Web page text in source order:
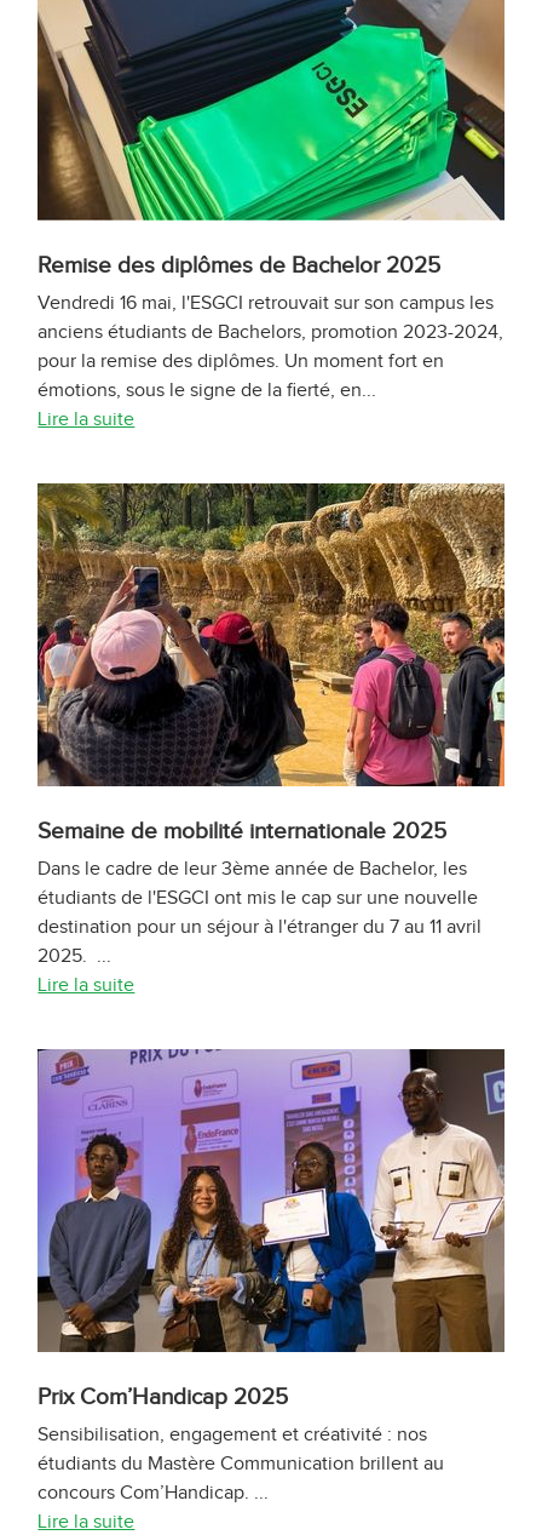
Remise des diplômes de Bachelor 2025
Vendredi 16 mai, l'ESGCI retrouvait sur son campus les
anciens étudiants de Bachelors, promotion 2023-2024,
pour la remise des diplômes. Un moment fort en
émotions, sous le signe de la fierté, en...
Lire la suite
Semaine de mobilité internationale 2025
Dans le cadre de leur 3ème année de Bachelor, les
étudiants de l'ESGCI ont mis le cap sur une nouvelle
destination pour un séjour à l'étranger du 7 au 11 avril
2025. ...
Lire la suite
Prix Com’Handicap 2025
Sensibilisation, engagement et créativité : nos
étudiants du Mastère Communication brillent au
concours Com’Handicap. ...
Lire la suite